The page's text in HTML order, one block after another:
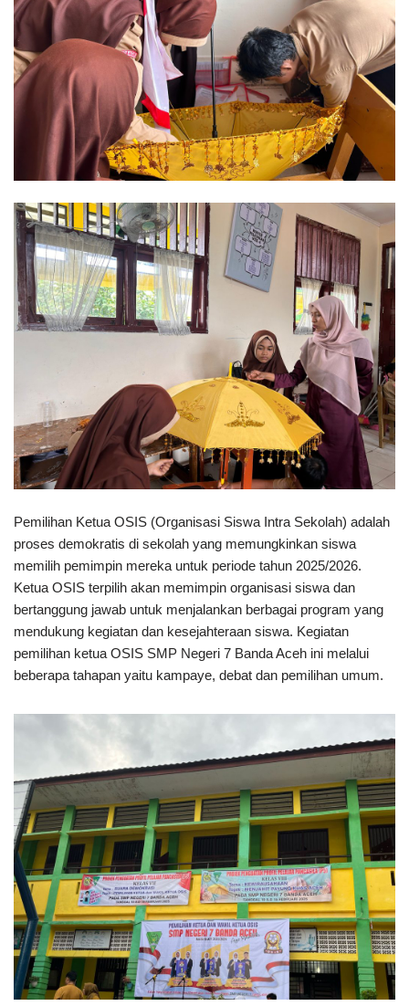
Pemilihan Ketua OSIS (Organisasi Siswa Intra Sekolah) adalah
proses demokratis di sekolah yang memungkinkan siswa
memilih pemimpin mereka untuk periode tahun 2025/2026.
Ketua OSIS terpilih akan memimpin organisasi siswa dan
bertanggung jawab untuk menjalankan berbagai program yang
mendukung kegiatan dan kesejahteraan siswa. Kegiatan
pemilihan ketua OSIS SMP Negeri 7 Banda Aceh ini melalui
beberapa tahapan yaitu kampaye, debat dan pemilihan umum.